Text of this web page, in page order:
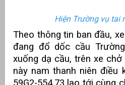
Hiện Trường vụ tai
Theo thông tin ban đầu,
đang đổ dốc cầu
xuống dạ cầu, trên xe
này nam thanh niên điều